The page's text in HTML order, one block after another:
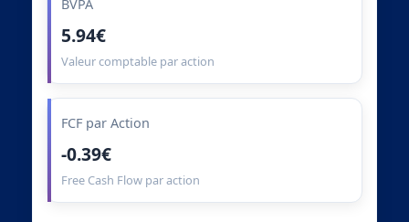
BVPA
5.94€
Valeur comptable par action
FCF par Action
-0.39€
Free Cash Flow par action